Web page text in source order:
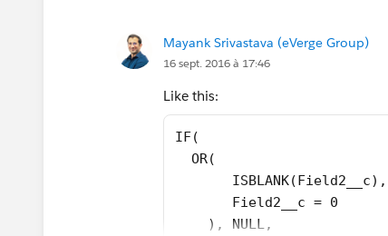
Mayank Srivastava (eVerge Group)
16 sept. 2016 à 17:46
Like this:
IF(
  OR(
ISBLANK(Field2__c),
Field2__c = 0
), NULL,